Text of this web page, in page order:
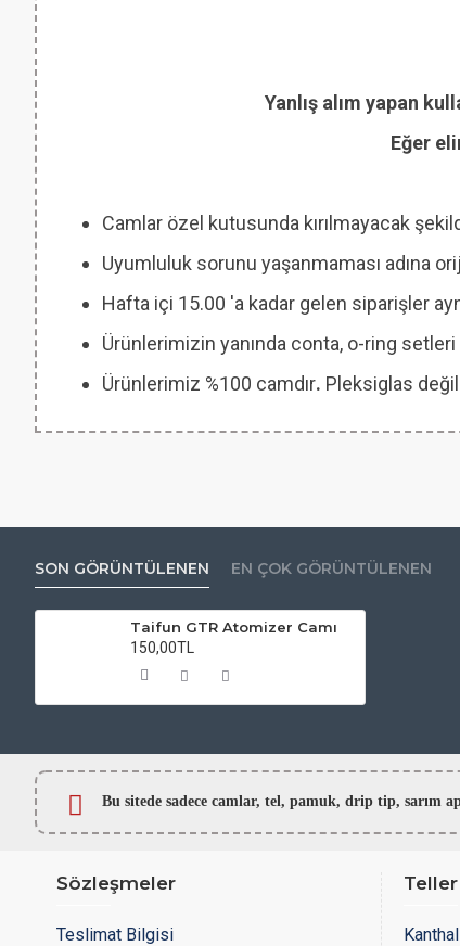
Yanlış alım yapan
Eğer
Camlar özel kutusunda kırılmayacak
Uyumluluk sorunu yaşanmaması adına
Hafta içi 15.00 'a kadar gelen siparişler
Ürünlerimizin yanında conta, o-ring
Ürünlerimiz %100 camdır. Pleksiglas
SON GÖRÜNTÜLENEN EN ÇOK GÖRÜNTÜLENEN
Taifun GTR Atomizer Camı
150,00TL
Bu sitede sadece camlar, tel, pamuk, drip tip, sarım
Sözleşmeler
Teslimat Bilgisi
Teller